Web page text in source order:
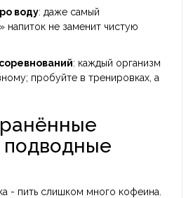
воду: даже самый
напиток не заменит чистую
: каждый организм
пробуйте в тренировках, а
- пить слишком много кофеина.